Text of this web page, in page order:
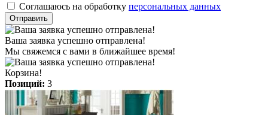
Соглашаюсь на обработку персональных данных
Отправить
Ваша заявка успешно отправлена!
Мы свяжемся с вами в ближайшее время!
Корзина!
Позиций: 3